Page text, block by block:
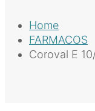
Home
FARMACOS
Coroval E